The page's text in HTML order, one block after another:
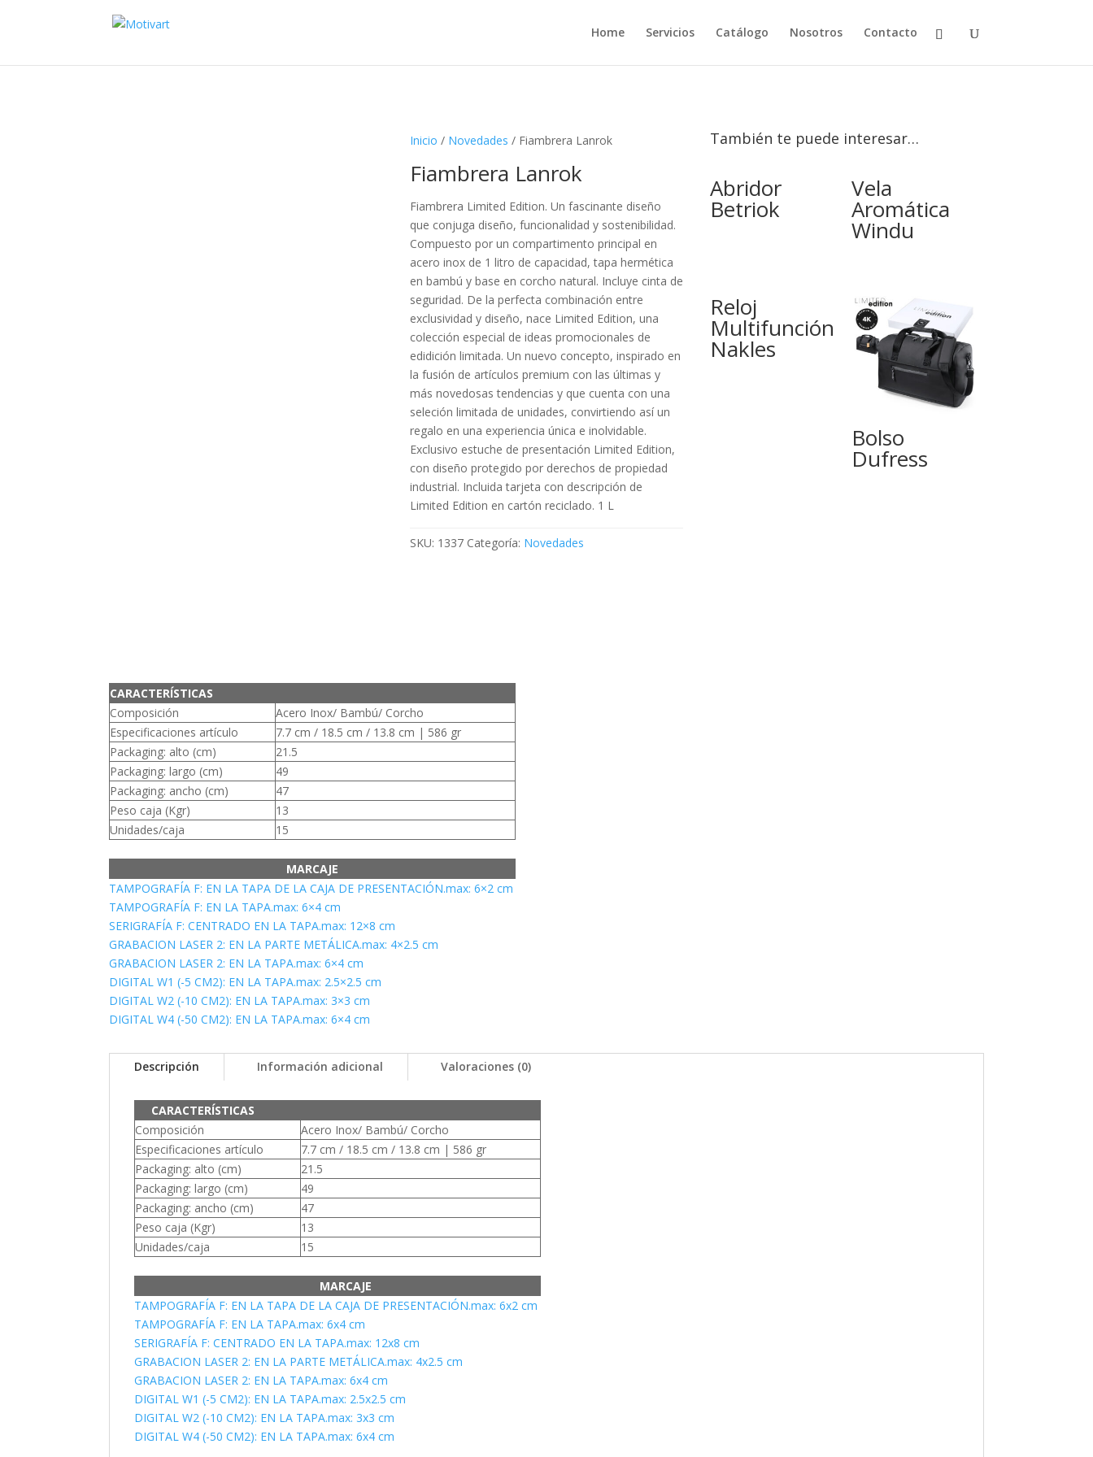
Home Servicios Catálogo Nosotros Contacto
Inicio / Novedades / Fiambrera Lanrok
Fiambrera Lanrok
Fiambrera Limited Edition. Un fascinante diseño
que conjuga diseño, funcionalidad y sostenibilidad.
Compuesto por un compartimento principal en
acero inox de 1 litro de capacidad, tapa hermética
en bambú y base en corcho natural. Incluye cinta de
seguridad. De la perfecta combinación entre
exclusividad y diseño, nace Limited Edition, una
colección especial de ideas promocionales de
edidición limitada. Un nuevo concepto, inspirado en
la fusión de artículos premium con las últimas y
más novedosas tendencias y que cuenta con una
seleción limitada de unidades, convirtiendo así un
regalo en una experiencia única e inolvidable.
Exclusivo estuche de presentación Limited Edition,
con diseño protegido por derechos de propiedad
industrial. Incluida tarjeta con descripción de
Limited Edition en cartón reciclado. 1 L
SKU: 1337 Categoría: Novedades
También te puede interesar…
Abridor
Betriok
Vela
Aromática
Windu
Reloj
Multifunción
Nakles
Bolso
Dufress
CARACTERÍSTICAS
Composición
Acero Inox/ Bambú/ Corcho
Especificaciones artículo
7.7 cm / 18.5 cm / 13.8 cm | 586 gr
Packaging: alto (cm)
21.5
Packaging: largo (cm)
49
Packaging: ancho (cm)
47
Peso caja (Kgr)
13
Unidades/caja
15
MARCAJE
TAMPOGRAFÍA F: EN LA TAPA DE LA CAJA DE PRESENTACIÓN.max: 6×2 cm
TAMPOGRAFÍA F: EN LA TAPA.max: 6×4 cm
SERIGRAFÍA F: CENTRADO EN LA TAPA.max: 12×8 cm
GRABACION LASER 2: EN LA PARTE METÁLICA.max: 4×2.5 cm
GRABACION LASER 2: EN LA TAPA.max: 6×4 cm
DIGITAL W1 (-5 CM2): EN LA TAPA.max: 2.5×2.5 cm
DIGITAL W2 (-10 CM2): EN LA TAPA.max: 3×3 cm
DIGITAL W4 (-50 CM2): EN LA TAPA.max: 6×4 cm
Descripción Información adicional Valoraciones (0)
CARACTERÍSTICAS
Composición
Acero Inox/ Bambú/ Corcho
Especificaciones artículo
7.7 cm / 18.5 cm / 13.8 cm | 586 gr
Packaging: alto (cm)
21.5
Packaging: largo (cm)
49
Packaging: ancho (cm)
47
Peso caja (Kgr)
13
Unidades/caja
15
MARCAJE
TAMPOGRAFÍA F: EN LA TAPA DE LA CAJA DE PRESENTACIÓN.max: 6x2 cm
TAMPOGRAFÍA F: EN LA TAPA.max: 6x4 cm
SERIGRAFÍA F: CENTRADO EN LA TAPA.max: 12x8 cm
GRABACION LASER 2: EN LA PARTE METÁLICA.max: 4x2.5 cm
GRABACION LASER 2: EN LA TAPA.max: 6x4 cm
DIGITAL W1 (-5 CM2): EN LA TAPA.max: 2.5x2.5 cm
DIGITAL W2 (-10 CM2): EN LA TAPA.max: 3x3 cm
DIGITAL W4 (-50 CM2): EN LA TAPA.max: 6x4 cm